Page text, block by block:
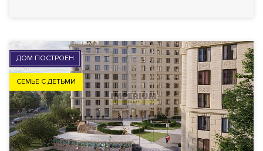
ДОМ ПОСТРОЕН
СЕМЬЕ С ДЕТЬМИ